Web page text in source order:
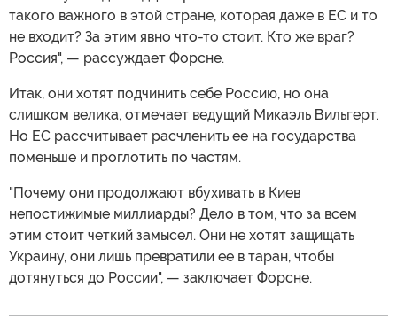
такого важного в этой стране, которая даже в ЕС и то
не входит? За этим явно что-то стоит. Кто же враг?
Россия", — рассуждает Форсне.
Итак, они хотят подчинить себе Россию, но она
слишком велика, отмечает ведущий Микаэль Вильгерт.
Но ЕС рассчитывает расчленить ее на государства
поменьше и проглотить по частям.
"Почему они продолжают вбухивать в Киев
непостижимые миллиарды? Дело в том, что за всем
этим стоит четкий замысел. Они не хотят защищать
Украину, они лишь превратили ее в таран, чтобы
дотянуться до России", — заключает Форсне.